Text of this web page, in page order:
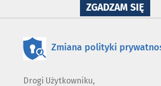
ZGADZAM SIĘNA
Zmiana polityki
Drogi Użytkowniku,